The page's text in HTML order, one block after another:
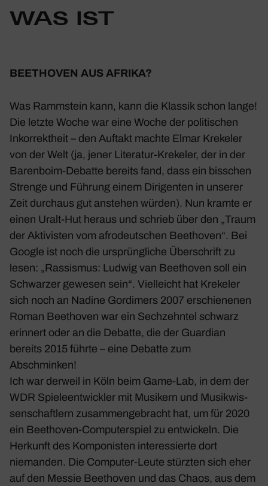
WAS IST
BEET­HOVEN AUS AFRIKA?
Was Ramm­stein kann, kann die Klassik schon lange!
Die letzte Woche war eine Woche der poli­ti­schen
Inkor­rekt­heit – den Auftakt machte Elmar Krekeler
von der Welt (ja, jener Lite­ratur-Krekeler, der in der
Baren­boim-Debatte bereits fand, dass ein biss­chen
Strenge und Führung einem Diri­genten in unserer
Zeit durchaus gut anstehen würden). Nun kramte er
einen Uralt-Hut heraus und schrieb über den „Traum
der Akti­visten vom afro­deut­schen Beet­hoven“. Bei
Google ist noch die ursprüng­liche Über­schrift zu
lesen: „Rassismus: Ludwig van Beet­hoven soll ein
Schwarzer gewesen sein“. Viel­leicht hat Krekeler
sich noch an Nadine Gordi­mers 2007 erschie­nenen
Roman Beet­hoven war ein Sech­zehntel schwarz
erin­nert oder an die Debatte, die der Guar­dian
bereits 2015 führte – eine Debatte zum
Abschminken!
Ich war derweil in Köln beim Game-Lab, in dem der
WDR Spie­le­ent­wickler mit Musi­kern und Musik­wis­
sen­schaft­lern zusam­men­ge­bracht hat, um für 2020
ein Beet­hoven-Compu­ter­spiel zu entwi­ckeln. Die
Herkunft des Kompo­nisten inter­es­sierte dort
niemanden. Die Computer-Leute stürzten sich eher
auf den Messie Beet­hoven und das Chaos, aus dem